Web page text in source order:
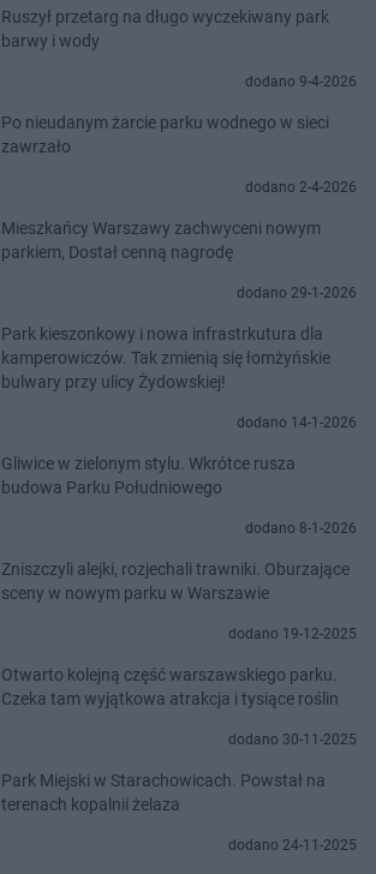
Ruszył przetarg na długo wyczekiwany park
barwy i wody
dodano 9-4-2026
Po nieudanym żarcie parku wodnego w sieci
zawrzało
dodano 2-4-2026
Mieszkańcy Warszawy zachwyceni nowym
parkiem, Dostał cenną nagrodę
dodano 29-1-2026
Park kieszonkowy i nowa infrastrkutura dla
kamperowiczów. Tak zmienią się łomżyńskie
bulwary przy ulicy Żydowskiej!
dodano 14-1-2026
Gliwice w zielonym stylu. Wkrótce rusza
budowa Parku Południowego
dodano 8-1-2026
Zniszczyli alejki, rozjechali trawniki. Oburzające
sceny w nowym parku w Warszawie
dodano 19-12-2025
Otwarto kolejną część warszawskiego parku.
Czeka tam wyjątkowa atrakcja i tysiące roślin
dodano 30-11-2025
Park Miejski w Starachowicach. Powstał na
terenach kopalnii żelaza
dodano 24-11-2025